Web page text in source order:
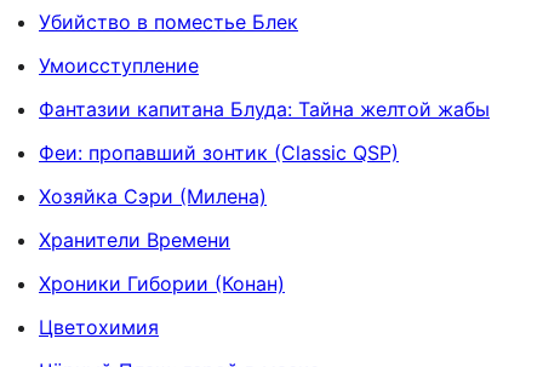
Убийство в поместье Блек
Умоисступление
Фантазии капитана Блуда: Тайна желтой жабы
Феи: пропавший зонтик (Classic QSP)
Хозяйка Сэри (Милена)
Хранители Времени
Хроники Гибории (Конан)
Цветохимия